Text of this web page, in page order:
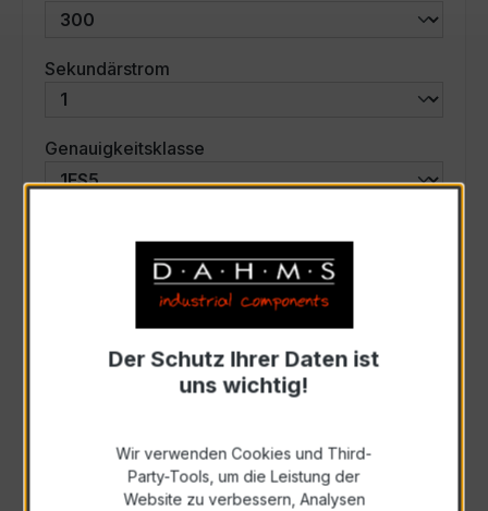
Sekundärstrom
Genauigkeitsklasse
28-3003
Anfrage schriftlich
Der Schutz Ihrer Daten ist
uns wichtig!
Wir verwenden Cookies und Third-
Party-Tools, um die Leistung der
Website zu verbessern, Analysen